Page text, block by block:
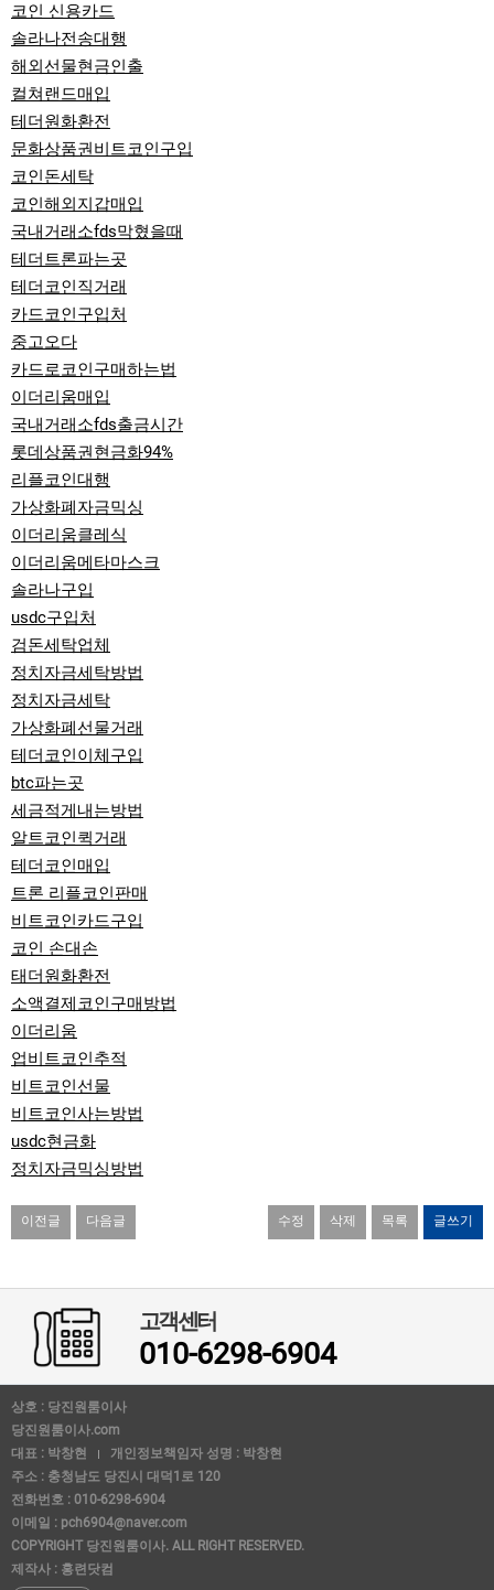
코인 신용카드
솔라나전송대행
해외선물현금인출
컬쳐랜드매입
테더원화환전
문화상품권비트코인구입
코인돈세탁
코인해외지갑매입
국내거래소fds막혔을때
테더트론파는곳
테더코인직거래
카드코인구입처
중고오다
카드로코인구매하는법
이더리움매입
국내거래소fds출금시간
롯데상품권현금화94%
리플코인대행
가상화폐자금믹싱
이더리움클레식
이더리움메타마스크
솔라나구입
usdc구입처
검돈세탁업체
정치자금세탁방법
정치자금세탁
가상화폐선물거래
테더코인이체구입
btc파는곳
세금적게내는방법
알트코인퀵거래
테더코인매입
트론 리플코인판매
비트코인카드구입
코인 손대손
태더원화환전
소액결제코인구매방법
이더리움
업비트코인추적
비트코인선물
비트코인사는방법
usdc현금화
정치자금믹싱방법
이전글 다음글 수정 삭제 목록 글쓰기
고객센터
010-6298-6904
상호 : 당진원룸이사
당진원룸이사.com
대표 : 박창현
개인정보책임자 성명 : 박창현
주소 : 충청남도 당진시 대덕1로 120
전화번호 : 010-6298-6904
이메일 : pch6904@naver.com
COPYRIGHT 당진원룸이사. ALL RIGHT RESERVED.
제작사 : 홍련닷컴